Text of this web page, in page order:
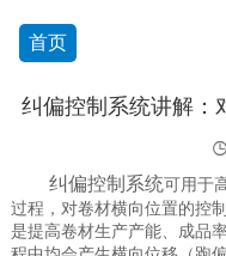
首页
纠偏控制系统讲解：

纠偏控制系统可用于
过程，对卷材横向位置的控
是提高卷材生产产能、成品